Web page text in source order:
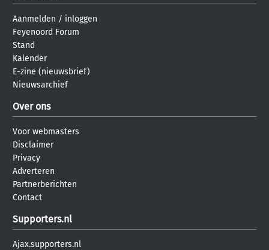
Aanmelden / inloggen
Feyenoord Forum
Stand
Kalender
E-zine (nieuwsbrief)
Nieuwsarchief
Over ons
Voor webmasters
Disclaimer
Privacy
Adverteren
Partnerberichten
Contact
Supporters.nl
Ajax.supporters.nl